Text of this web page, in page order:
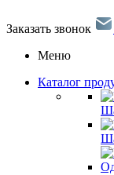
Заказать звонок
Меню
Каталог